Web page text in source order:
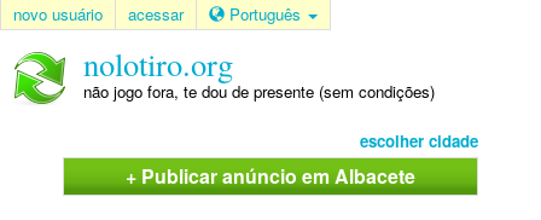
novo usuário acessar Português
nolotiro.org
não jogo fora, te dou de presente (sem condições)
escolher cidade
+ Publicar anúncio em Albacete